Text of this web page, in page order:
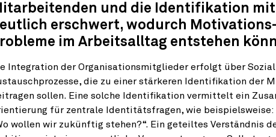
und die Identifikation mit
erschwert, wodurch
im Arbeitsalltag entstehen
Integration der Organisationsmitglieder erfolgt über
die zu einer stärkeren Identifikation der
sollen. Eine solche Identifikation vermittelt ein
für zentrale Identitätsfragen, wie beispielsweise:
wollen wir zukünftig stehen?“. Ein geteiltes Verständnis